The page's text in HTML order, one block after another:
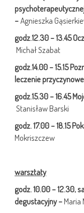
–Agnieszka
godz.12.30 – 13.45
Michał Szabat
godz.14.00 – 15.15
leczenie
godz.15.30 – 16.45
Stanisław Barski
godz. 17.00 – 18.15
Mokriszczew
warsztaty
godz. 10.00 – 12.30,
degustacyjny –Maria